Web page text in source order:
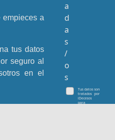
a
d
a
s
/
o
s
Tus datos son
tratados por
iDecesos
para
empieces a
tus datos
seguro al
en el